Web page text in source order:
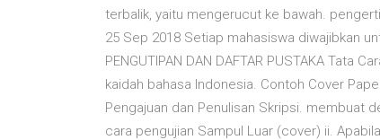
terbalik, yaitu mengerucut ke bawah.
25 Sep 2018 Setiap mahasiswa diwajibkan
PENGUTIPAN DAN DAFTAR PUSTAKA Tata
kaidah bahasa Indonesia. Contoh Cover
Pengajuan dan Penulisan Skripsi. membuat
cara pengujian Sampul Luar (cover) ii.